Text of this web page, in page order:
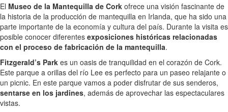
El Museo de la Mantequilla de Cork ofrece una visión fascinante de
la historia de la producción de mantequilla en Irlanda, que ha sido una
parte importante de la economía y cultura del país. Durante la visita es
posible conocer diferentes exposiciones históricas relacionadas
con el proceso de fabricación de la mantequilla.
Fitzgerald’s Park es un oasis de tranquilidad en el corazón de Cork.
Este parque a orillas del río Lee es perfecto para un paseo relajante o
un picnic. En este parque vamos a poder disfrutar de sus senderos,
sentarse en los jardines, además de aprovechar las espectaculares
vistas.